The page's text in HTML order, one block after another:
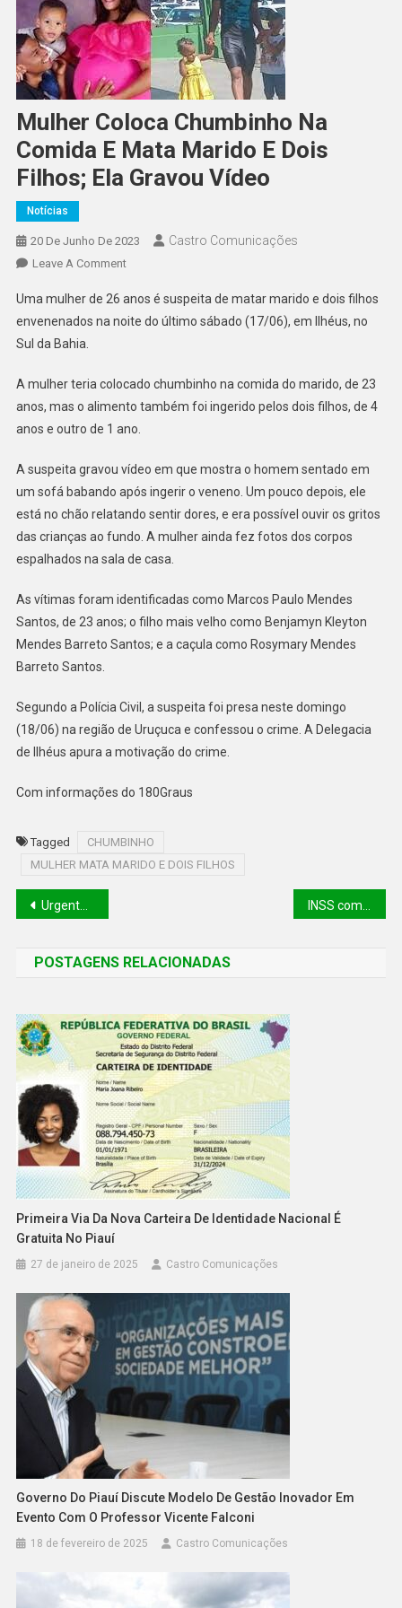
Mulher Coloca Chumbinho Na
Comida E Mata Marido E Dois
Filhos; Ela Gravou Vídeo
Notícias
20 De Junho De 2023 Castro Comunicações
Leave A Comment
Uma mulher de 26 anos é suspeita de matar marido e dois filhos
envenenados na noite do último sábado (17/06), em Ilhéus, no
Sul da Bahia.
A mulher teria colocado chumbinho na comida do marido, de 23
anos, mas o alimento também foi ingerido pelos dois filhos, de 4
anos e outro de 1 ano.
A suspeita gravou vídeo em que mostra o homem sentado em
um sofá babando após ingerir o veneno. Um pouco depois, ele
está no chão relatando sentir dores, e era possível ouvir os gritos
das crianças ao fundo. A mulher ainda fez fotos dos corpos
espalhados na sala de casa.
As vítimas foram identificadas como Marcos Paulo Mendes
Santos, de 23 anos; o filho mais velho como Benjamyn Kleyton
Mendes Barreto Santos; e a caçula como Rosymary Mendes
Barreto Santos.
Segundo a Polícia Civil, a suspeita foi presa neste domingo
(18/06) na região de Uruçuca e confessou o crime. A Delegacia
de Ilhéus apura a motivação do crime.
Com informações do 180Graus
Tagged
CHUMBINHO
MULHER MATA MARIDO E DOIS FILHOS
Urgente: Colisão entre carro e carreta deixa cinco mortos no Sul do Piauí
POSTAGENS RELACIONADAS
Primeira Via Da Nova Carteira De Identidade Nacional É
Gratuita No Piauí
27 de janeiro de 2025 Castro Comunicações
Governo Do Piauí Discute Modelo De Gestão Inovador Em
Evento Com O Professor Vicente Falconi
18 de fevereiro de 2025 Castro Comunicações